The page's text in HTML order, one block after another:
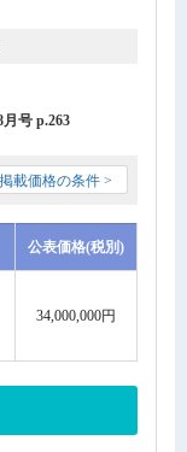
号 p.263
掲載価格の条件 >
公表価格(税別)
34,000,000円